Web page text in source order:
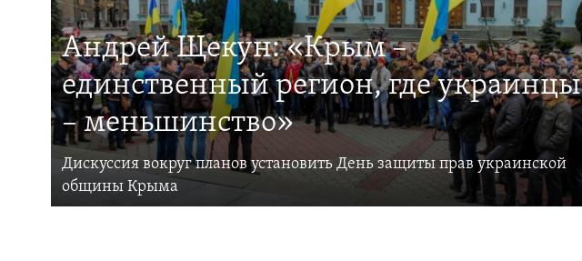
Андрей Щекун: «Крым –
единственный регион, где украинцы
– меньшинство»
Дискуссия вокруг планов установить День защиты прав украинской
общины Крыма